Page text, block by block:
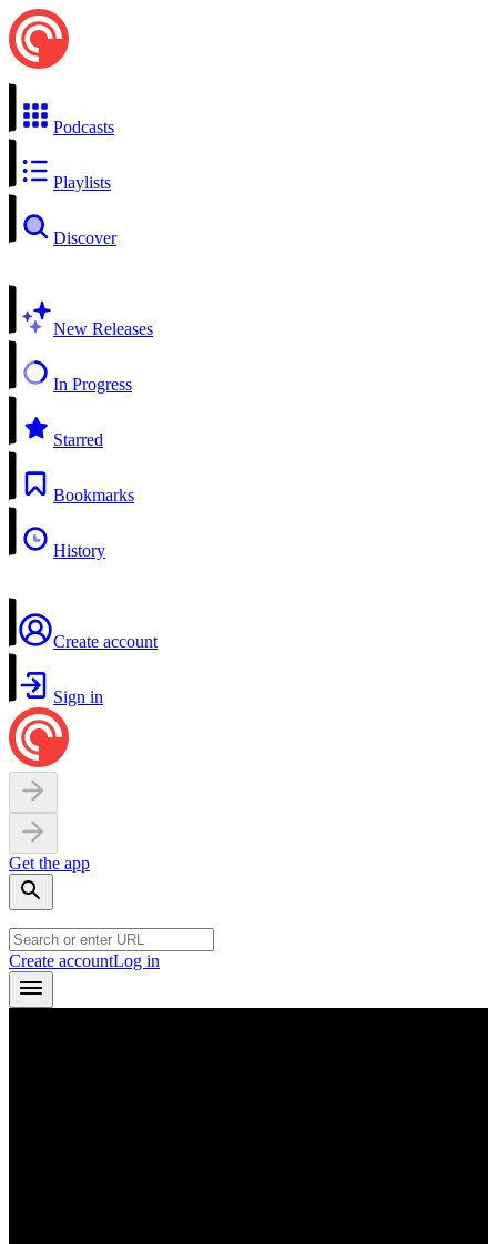
Podcasts
Playlists
Discover
New Releases
In Progress
Starred
Bookmarks
History
Create account
Sign in
Get the app
Create accountLog in